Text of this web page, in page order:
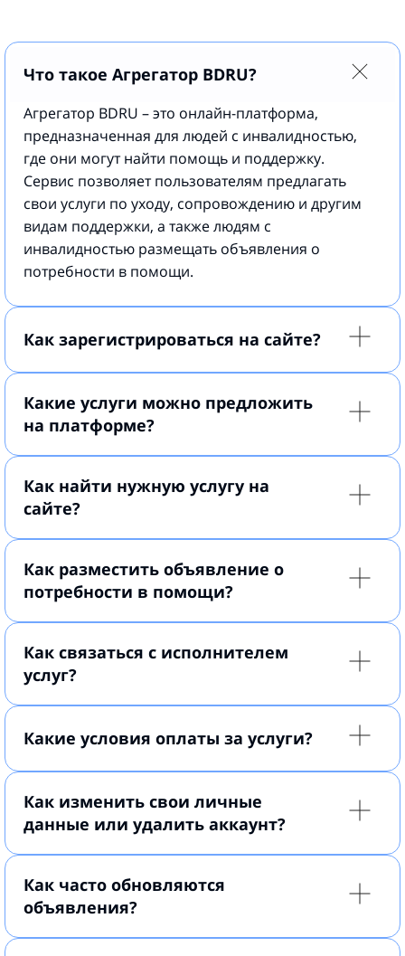
Что такое Агрегатор BDRU?
Агрегатор BDRU – это онлайн-платформа,
предназначенная для людей с инвалидностью,
где они могут найти помощь и поддержку.
Сервис позволяет пользователям предлагать
свои услуги по уходу, сопровождению и другим
видам поддержки, а также людям с
инвалидностью размещать объявления о
потребности в помощи.
Как зарегистрироваться на сайте?
Какие услуги можно предложить
на платформе?
Как найти нужную услугу на
сайте?
Как разместить объявление о
потребности в помощи?
Как связаться с исполнителем
услуг?
Какие условия оплаты за услуги?
Как изменить свои личные
данные или удалить аккаунт?
Как часто обновляются
объявления?